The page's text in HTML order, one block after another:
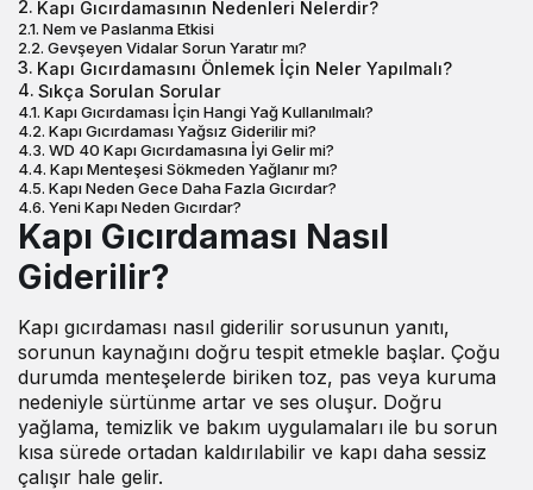
Kapı Gıcırdamasının Nedenleri Nelerdir?
Nem ve Paslanma Etkisi
Gevşeyen Vidalar Sorun Yaratır mı?
Kapı Gıcırdamasını Önlemek İçin Neler Yapılmalı?
Sıkça Sorulan Sorular
Kapı Gıcırdaması İçin Hangi Yağ Kullanılmalı?
Kapı Gıcırdaması Yağsız Giderilir mi?
WD 40 Kapı Gıcırdamasına İyi Gelir mi?
Kapı Menteşesi Sökmeden Yağlanır mı?
Kapı Neden Gece Daha Fazla Gıcırdar?
Yeni Kapı Neden Gıcırdar?
Kapı Gıcırdaması Nasıl
Giderilir?
Kapı gıcırdaması nasıl giderilir sorusunun yanıtı,
sorunun kaynağını doğru tespit etmekle başlar. Çoğu
durumda menteşelerde biriken toz, pas veya kuruma
nedeniyle sürtünme artar ve ses oluşur. Doğru
yağlama, temizlik ve bakım uygulamaları ile bu sorun
kısa sürede ortadan kaldırılabilir ve kapı daha sessiz
çalışır hale gelir.